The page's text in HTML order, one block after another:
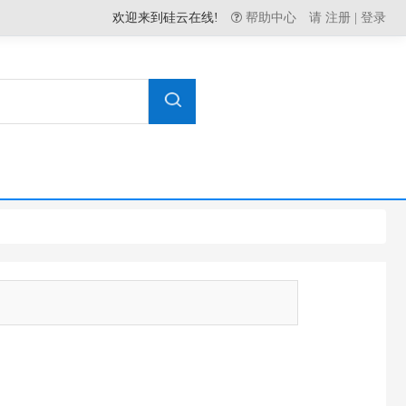
欢迎来到硅云在线! 帮助中心 请 注册 | 登录